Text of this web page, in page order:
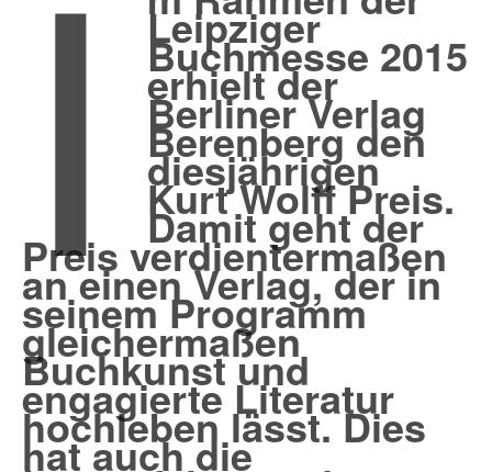
I Leipziger
Buchmesse 2015
erhielt der
Berliner Verlag
Berenberg den
diesjährigen
Kurt Wolff Preis.
Damit geht der
Preis verdientermaßen
an einen Verlag, der in
seinem Programm
gleichermaßen
Buchkunst und
engagierte Literatur
hochleben lässt. Dies
hat auch die